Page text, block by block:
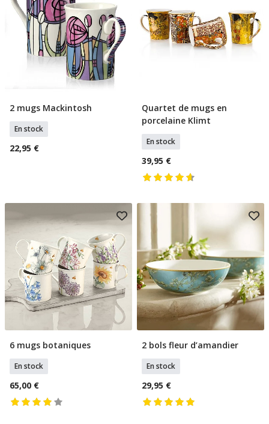
Ajouter Au Panier
2 mugs Mackintosh
En stock
22,95 €
Ajouter Au Panier
Quartet de mugs en
porcelaine Klimt
En stock
39,95 €
Ajouter Au Panier
6 mugs botaniques
En stock
65,00 €
Ajouter Au Panier
2 bols fleur d’amandier
En stock
29,95 €